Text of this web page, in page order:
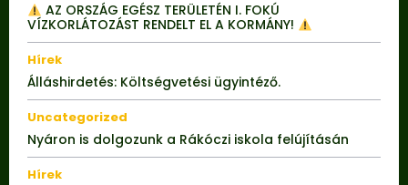
AZ ORSZÁG EGÉSZ TERÜLETÉN I. FOKÚ
VÍZKORLÁTOZÁST RENDELT EL A KORMÁNY!
Hírek
Álláshirdetés: Költségvetési ügyintéző.
Uncategorized
Nyáron is dolgozunk a Rákóczi iskola felújításán
Hírek